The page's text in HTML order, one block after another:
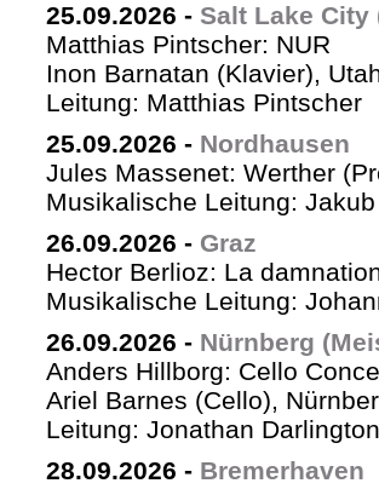
25.09.2026 - Salt Lake City
Matthias Pintscher: NUR
Inon Barnatan (Klavier),
Leitung: Matthias Pintscher
25.09.2026 - Nordhausen
Jules Massenet: Werther
Musikalische Leitung:
26.09.2026 - Graz
Hector Berlioz: La
Musikalische Leitung:
26.09.2026 - Nürnberg
Anders Hillborg: Cello
Ariel Barnes (Cello),
Leitung: Jonathan Darlington
28.09.2026 - Bremerhaven